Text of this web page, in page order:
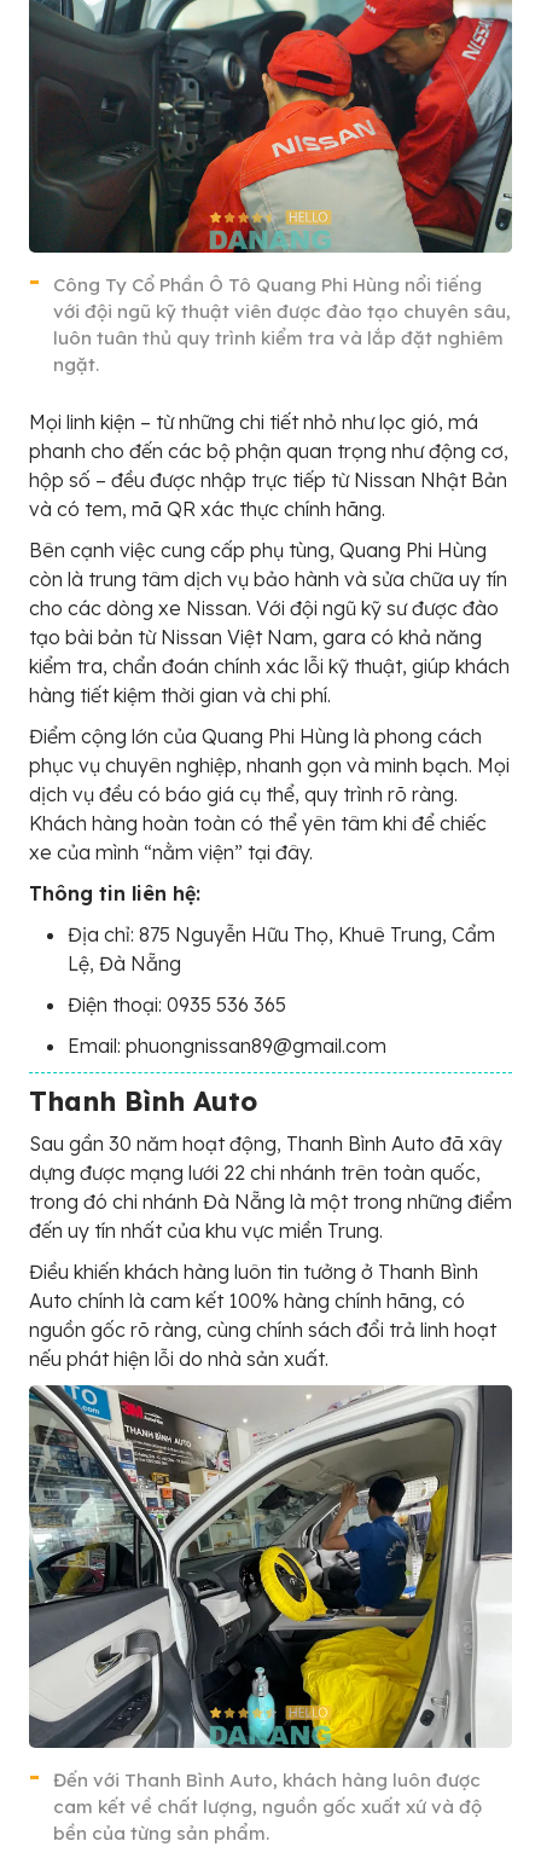
Công Ty Cổ Phần Ô Tô Quang Phi Hùng nổi tiếng
với đội ngũ kỹ thuật viên được đào tạo chuyên sâu,
luôn tuân thủ quy trình kiểm tra và lắp đặt nghiêm
ngặt.
Mọi linh kiện – từ những chi tiết nhỏ như lọc gió, má
phanh cho đến các bộ phận quan trọng như động cơ,
hộp số – đều được nhập trực tiếp từ Nissan Nhật Bản
và có tem, mã QR xác thực chính hãng.
Bên cạnh việc cung cấp phụ tùng, Quang Phi Hùng
còn là trung tâm dịch vụ bảo hành và sửa chữa uy tín
cho các dòng xe Nissan. Với đội ngũ kỹ sư được đào
tạo bài bản từ Nissan Việt Nam, gara có khả năng
kiểm tra, chẩn đoán chính xác lỗi kỹ thuật, giúp khách
hàng tiết kiệm thời gian và chi phí.
Điểm cộng lớn của Quang Phi Hùng là phong cách
phục vụ chuyên nghiệp, nhanh gọn và minh bạch. Mọi
dịch vụ đều có báo giá cụ thể, quy trình rõ ràng.
Khách hàng hoàn toàn có thể yên tâm khi để chiếc
xe của mình “nằm viện” tại đây.
Thông tin liên hệ:
Địa chỉ: 875 Nguyễn Hữu Thọ, Khuê Trung, Cẩm
Lệ, Đà Nẵng
Điện thoại: 0935 536 365
Email: phuongnissan89@gmail.com
Thanh Bình Auto
Sau gần 30 năm hoạt động, Thanh Bình Auto đã xây
dựng được mạng lưới 22 chi nhánh trên toàn quốc,
trong đó chi nhánh Đà Nẵng là một trong những điểm
đến uy tín nhất của khu vực miền Trung.
Điều khiến khách hàng luôn tin tưởng ở Thanh Bình
Auto chính là cam kết 100% hàng chính hãng, có
nguồn gốc rõ ràng, cùng chính sách đổi trả linh hoạt
nếu phát hiện lỗi do nhà sản xuất.
Đến với Thanh Bình Auto, khách hàng luôn được
cam kết về chất lượng, nguồn gốc xuất xứ và độ
bền của từng sản phẩm.